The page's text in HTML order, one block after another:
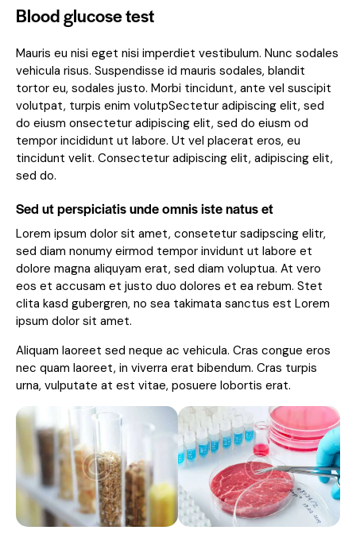
Blood glucose test
Mauris eu nisi eget nisi imperdiet vestibulum. Nunc sodales
vehicula risus. Suspendisse id mauris sodales, blandit
tortor eu, sodales justo. Morbi tincidunt, ante vel suscipit
volutpat, turpis enim volutpSectetur adipiscing elit, sed
do eiusm onsectetur adipiscing elit, sed do eiusm od
tempor incididunt ut labore. Ut vel placerat eros, eu
tincidunt velit. Consectetur adipiscing elit, adipiscing elit,
sed do.
Sed ut perspiciatis unde omnis iste natus et
Lorem ipsum dolor sit amet, consetetur sadipscing elitr,
sed diam nonumy eirmod tempor invidunt ut labore et
dolore magna aliquyam erat, sed diam voluptua. At vero
eos et accusam et justo duo dolores et ea rebum. Stet
clita kasd gubergren, no sea takimata sanctus est Lorem
ipsum dolor sit amet.
Aliquam laoreet sed neque ac vehicula. Cras congue eros
nec quam laoreet, in viverra erat bibendum. Cras turpis
urna, vulputate at est vitae, posuere lobortis erat.